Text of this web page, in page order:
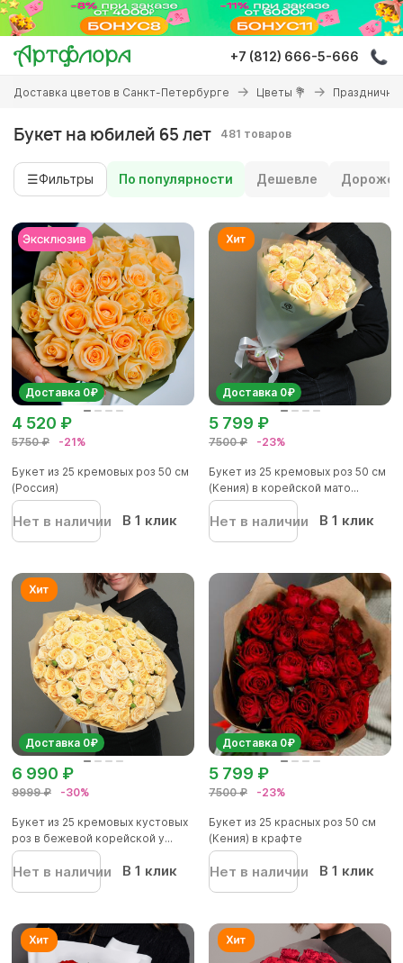
Перейти
основному
содержанию
+7 (812) 666-5-666
Вы
здесь
Доставка цветов в Санкт-Петербурге Цветы 💐
Букет на юбилей 65 лет 481 товаров
☰Фильтры По популярности Дешевле Дороже
Доставка 0₽
5750 ₽ -21%
4 520 ₽
Букет из 25 кремовых роз 50 см
(Россия)
Нет в наличии В 1 клик
Доставка 0₽
7500 ₽ -23%
5 799 ₽
Букет из 25 кремовых роз 50 см
(Кения) в корейской мато...
Нет в наличии В 1 клик
Доставка 0₽
9999 ₽ -30%
6 990 ₽
Букет из 25 кремовых кустовых
роз в бежевой корейской у...
Нет в наличии В 1 клик
Доставка 0₽
7500 ₽ -23%
5 799 ₽
Букет из 25 красных роз 50 см
(Кения) в крафте
Нет в наличии В 1 клик